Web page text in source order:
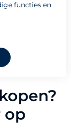
functies en
op